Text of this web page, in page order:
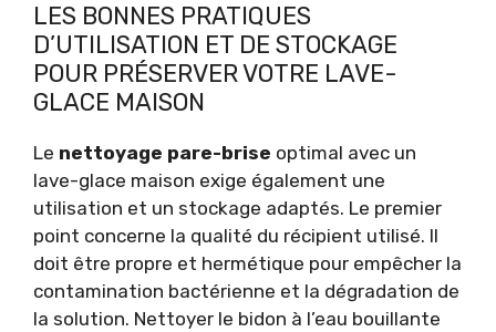
LES BONNES PRATIQUES
D’UTILISATION ET DE STOCKAGE
POUR PRÉSERVER VOTRE LAVE-
GLACE MAISON
Le nettoyage pare-brise optimal avec un
lave-glace maison exige également une
utilisation et un stockage adaptés. Le premier
point concerne la qualité du récipient utilisé. Il
doit être propre et hermétique pour empêcher la
contamination bactérienne et la dégradation de
la solution. Nettoyer le bidon à l’eau bouillante